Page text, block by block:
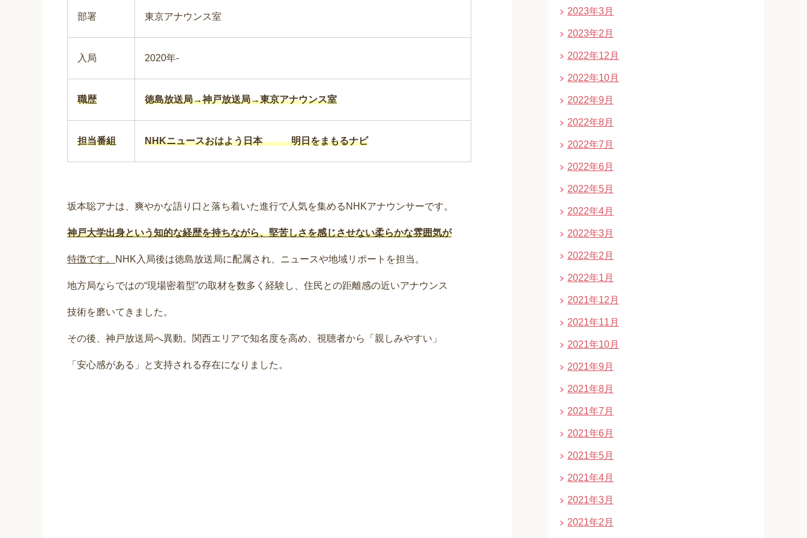
部署 東京アナウンス室
入局 2020年-
職歴 徳島放送局→神戸放送局→東京アナウンス室
担当番組 NHKニュースおはよう日本 明日をまもるナビ
坂本聡アナは、爽やかな語り口と落ち着いた進行で人気を集めるNHKアナウンサーです。
神戸大学出身という知的な経歴を持ちながら、堅苦しさを感じさせない柔らかな雰囲気が
特徴です。 NHK入局後は徳島放送局に配属され、ニュースや地域リポートを担当。
地方局ならではの“現場密着型”の取材を数多く経験し、住民との距離感の近いアナウンス
技術を磨いてきました。
その後、神戸放送局へ異動。関西エリアで知名度を高め、視聴者から「親しみやすい」
「安心感がある」と支持される存在になりました。
2023年3月
2023年2月
2022年12月
2022年10月
2022年9月
2022年8月
2022年7月
2022年6月
2022年5月
2022年4月
2022年3月
2022年2月
2022年1月
2021年12月
2021年11月
2021年10月
2021年9月
2021年8月
2021年7月
2021年6月
2021年5月
2021年4月
2021年3月
2021年2月